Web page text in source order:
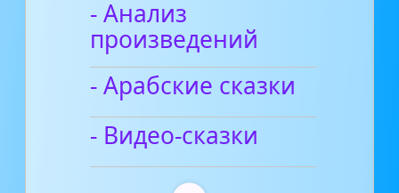
- Анализ
произведений
- Арабские сказки
- Видео-сказки